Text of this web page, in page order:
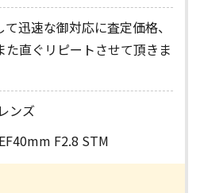
迅速な御対応に査定価格、
直ぐリピートさせて頂きま
ンズ
F2.8 STM